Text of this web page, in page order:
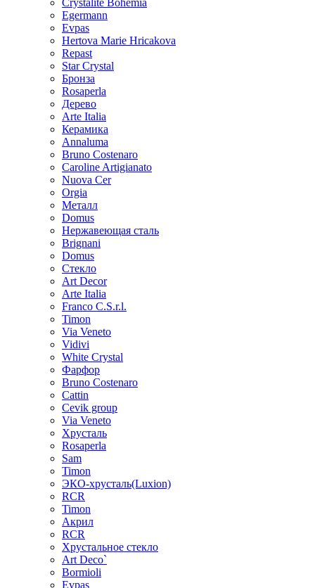
Crystalite Bohemia
Egermann
Evpas
Hertova Marie Hricakova
Repast
Star Crystal
Бронза
Rosaperla
Дерево
Arte Italia
Керамика
Annaluma
Bruno Costenaro
Caroline Artigianato
Nuova Cer
Orgia
Металл
Domus
Нержавеющая сталь
Brignani
Domus
Стекло
Art Decor
Arte Italia
Franco C.S.r.l.
Timon
Via Veneto
Vidivi
White Crystal
Фарфор
Bruno Costenaro
Cattin
Cevik group
Via Veneto
Хрусталь
Rosaperla
Sam
Timon
ЭКО-хрусталь(Luxion)
RCR
Timon
Акрил
RCR
Хрустальное стекло
Art Deco`
Bormioli
Evpas